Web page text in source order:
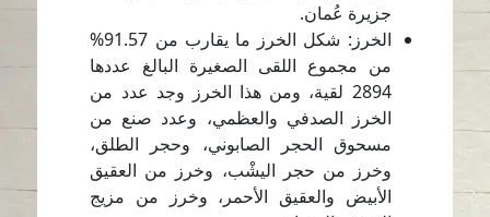
جزيرة عُمان.
الخرز: شكل الخرز ما يقارب من 91.57%
من مجموع اللقى الصغيرة البالغ عددها
2894 لقية، ومن هذا الخرز وجد عدد من
الخرز الصدفي والعظمي، وعدد صنع من
مسحوق الحجر الصابوني، وحجر الطلق،
وخرز من حجر اليشْب، وخرز من العقيق
الأبيض والعقيق الأحمر، وخرز من مزيج